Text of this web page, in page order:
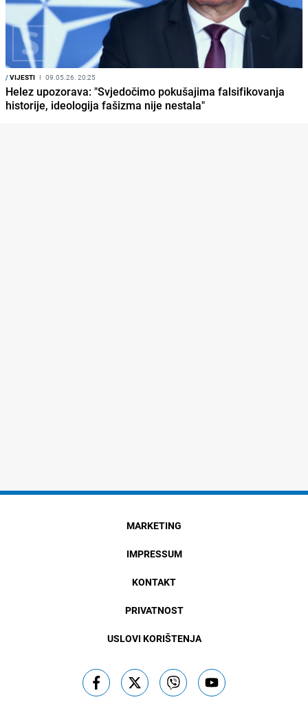
/VIJESTI I 09.05.26. 20:25
Helez upozorava: "Svjedočimo pokušajima falsifikovanja
historije, ideologija fašizma nije nestala"
MARKETING
IMPRESSUM
KONTAKT
PRIVATNOST
USLOVI KORIŠTENJA